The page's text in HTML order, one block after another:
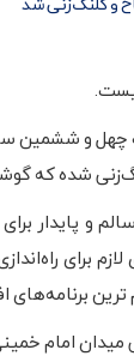
شده که
و پایدار
برای
ترین
امام